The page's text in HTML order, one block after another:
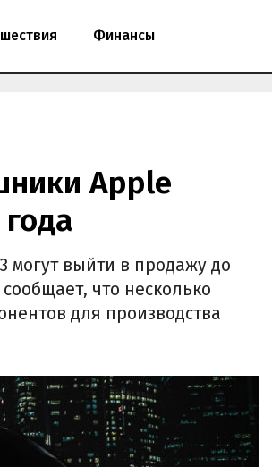
Финансы
Apple
могут выйти в продажу до
что несколько
для производства